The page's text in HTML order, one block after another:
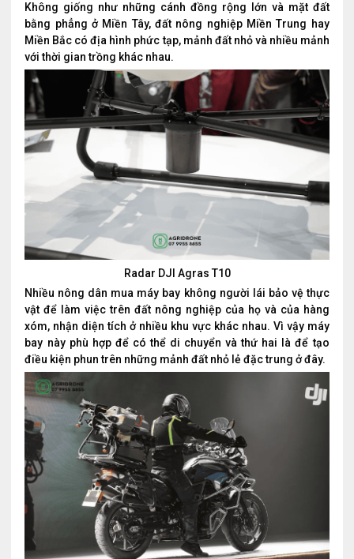
Không giống như những cánh đồng rộng lớn và mặt đất
bằng phẳng ở Miền Tây, đất nông nghiệp Miền Trung hay
Miền Bắc có địa hình phức tạp, mảnh đất nhỏ và nhiều mảnh
với thời gian trồng khác nhau.
Radar DJI Agras T10
Nhiều nông dân mua máy bay không người lái bảo vệ thực
vật để làm việc trên đất nông nghiệp của họ và của hàng
xóm, nhận diện tích ở nhiều khu vực khác nhau. Vì vậy máy
bay này phù hợp để có thể di chuyển và thứ hai là để tạo
điều kiện phun trên những mảnh đất nhỏ lẻ đặc trung ở đây.